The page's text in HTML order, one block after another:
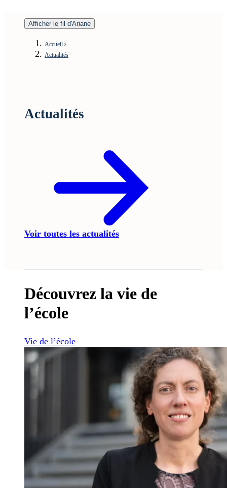
Afficher le fil d'Ariane
Accueil
Actualités
Actualités
Voir toutes les actualités
Découvrez la vie de
l’école
Vie de l’école